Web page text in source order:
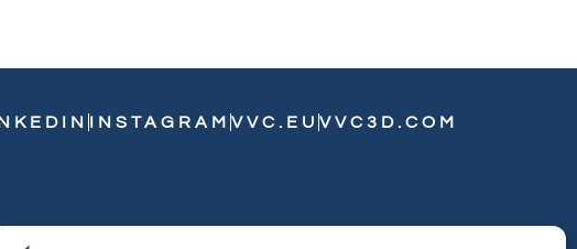
INSTAGRAM VVC.EU VVC3D.COM